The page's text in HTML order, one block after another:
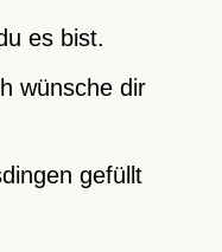
es bist.
wünsche dir
gefüllt